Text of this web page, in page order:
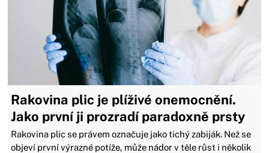
Rakovina plic je plíživé onemocnění.
Jako první ji prozradí paradoxně prsty
Rakovina plic se právem označuje jako tichý zabiják. Než se
objeví první výrazné potíže, může nádor v těle růst i několik